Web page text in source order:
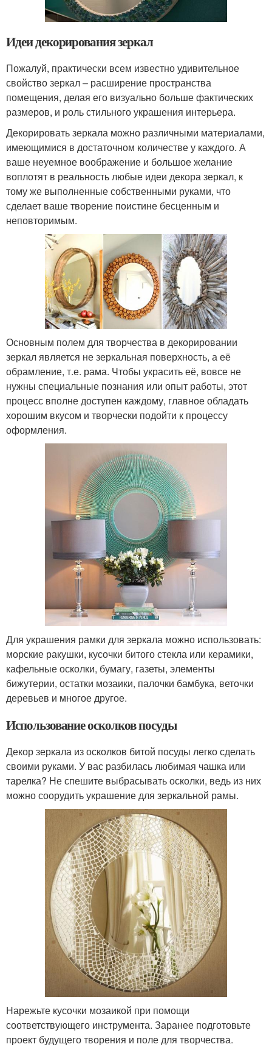
Идеи декорирования зеркал
Пожалуй, практически всем известно удивительное
свойство зеркал – расширение пространства
помещения, делая его визуально больше фактических
размеров, и роль стильного украшения интерьера.
Декорировать зеркала можно различными материалами,
имеющимися в достаточном количестве у каждого. А
ваше неуемное воображение и большое желание
воплотят в реальность любые идеи декора зеркал, к
тому же выполненные собственными руками, что
сделает ваше творение поистине бесценным и
неповторимым.
Основным полем для творчества в декорировании
зеркал является не зеркальная поверхность, а её
обрамление, т.е. рама. Чтобы украсить её, вовсе не
нужны специальные познания или опыт работы, этот
процесс вполне доступен каждому, главное обладать
хорошим вкусом и творчески подойти к процессу
оформления.
Для украшения рамки для зеркала можно использовать:
морские ракушки, кусочки битого стекла или керамики,
кафельные осколки, бумагу, газеты, элементы
бижутерии, остатки мозаики, палочки бамбука, веточки
деревьев и многое другое.
Использование осколков посуды
Декор зеркала из осколков битой посуды легко сделать
своими руками. У вас разбилась любимая чашка или
тарелка? Не спешите выбрасывать осколки, ведь из них
можно соорудить украшение для зеркальной рамы.
Нарежьте кусочки мозаикой при помощи
соответствующего инструмента. Заранее подготовьте
проект будущего творения и поле для творчества.